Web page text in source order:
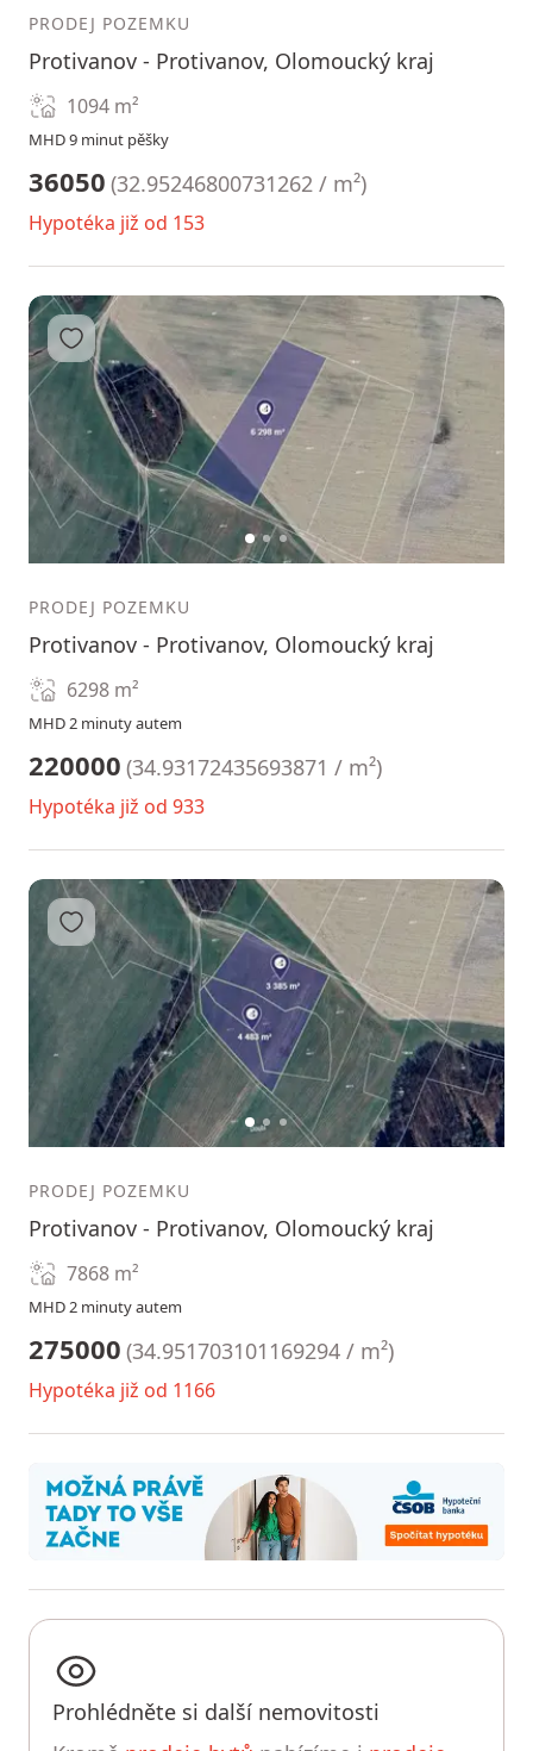
PRODEJ POZEMKU
Protivanov - Protivanov, Olomoucký kraj
1094 m²
MHD 9 minut pěšky
36050 (32.95246800731262 / m²)
Hypotéka již od 153
12 3
Přidat do oblíbených
PRODEJ POZEMKU
Protivanov - Protivanov, Olomoucký kraj
6298 m²
MHD 2 minuty autem
220000 (34.93172435693871 / m²)
Hypotéka již od 933
12 3
Přidat do oblíbených
PRODEJ POZEMKU
Protivanov - Protivanov, Olomoucký kraj
7868 m²
MHD 2 minuty autem
275000 (34.951703101169294 / m²)
Hypotéka již od 1166
Prohlédněte si další nemovitosti